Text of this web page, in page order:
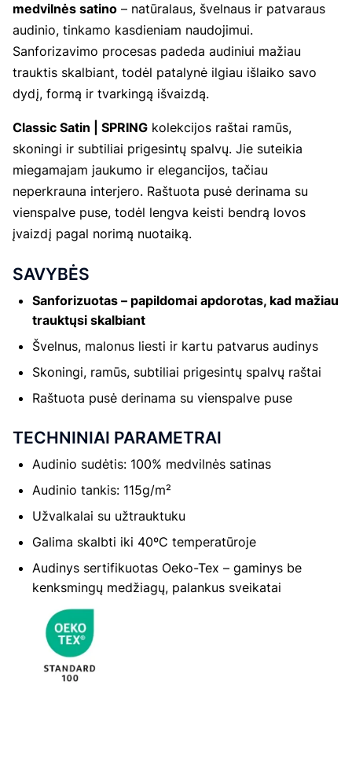
medvilnės satino – natūralaus, švelnaus ir patvaraus
audinio, tinkamo kasdieniam naudojimui.
Sanforizavimo procesas padeda audiniui mažiau
trauktis skalbiant, todėl patalynė ilgiau išlaiko savo
dydį, formą ir tvarkingą išvaizdą.
Classic Satin | SPRING kolekcijos raštai ramūs,
skoningi ir subtiliai prigesintų spalvų. Jie suteikia
miegamajam jaukumo ir elegancijos, tačiau
neperkrauna interjero. Raštuota pusė derinama su
vienspalve puse, todėl lengva keisti bendrą lovos
įvaizdį pagal norimą nuotaiką.
SAVYBĖS
Sanforizuotas – papildomai apdorotas, kad mažiau
trauktųsi skalbiant
Švelnus, malonus liesti ir kartu patvarus audinys
Skoningi, ramūs, subtiliai prigesintų spalvų raštai
Raštuota pusė derinama su vienspalve puse
TECHNINIAI PARAMETRAI
Audinio sudėtis: 100% medvilnės satinas
Audinio tankis: 115g/m²
Užvalkalai su užtrauktuku
Galima skalbti iki 40ºC temperatūroje
Audinys sertifikuotas Oeko-Tex – gaminys be
kenksmingų medžiagų, palankus sveikatai